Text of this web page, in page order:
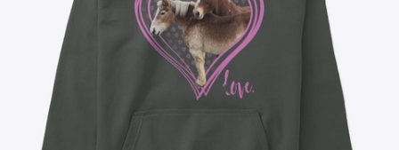
Venda en todas partes
Venda lo que sea
15,99 US$
Unisex Classic Crewneck Sweatshirt
Women's Classic Tee